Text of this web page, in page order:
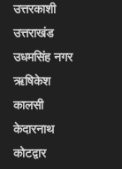
उत्तरकाशी
उत्तराखंड
उधमसिंह नगर
ऋषिकेश
कालसी
केदारनाथ
कोटद्वार